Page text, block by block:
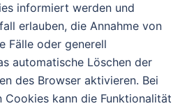
informiert werden und
erlauben, die Annahme von
Fälle oder generell
automatische Löschen der
des Browser aktivieren. Bei
kann die Funktionalität